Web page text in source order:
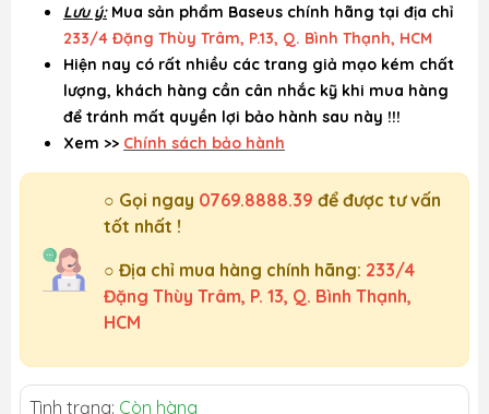
Lưu ý: Mua sản phẩm Baseus chính hãng tại địa chỉ
233/4 Đặng Thùy Trâm, P.13, Q. Bình Thạnh, HCM
Hiện nay có rất nhiều các trang giả mạo kém chất
lượng, khách hàng cần cân nhắc kỹ khi mua hàng
để tránh mất quyền lợi bảo hành sau này !!!
Xem >> Chính sách bảo hành
○ Gọi ngay 0769.8888.39 để được tư vấn
tốt nhất !
○ Địa chỉ mua hàng chính hãng: 233/4
Đặng Thùy Trâm, P. 13, Q. Bình Thạnh,
HCM
Tình trạng: Còn hàng